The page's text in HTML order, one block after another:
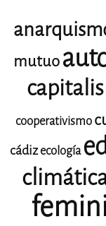
mutuo
cooperativismo
cádizecología